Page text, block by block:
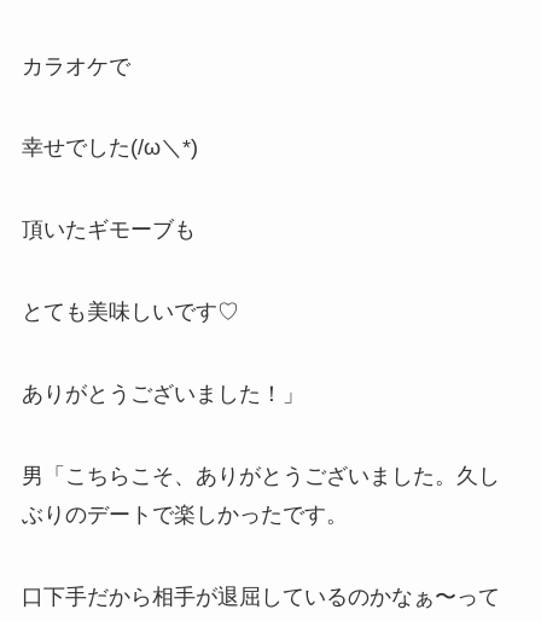
カラオケで
幸せでした(/ω＼*)
頂いたギモーブも
とても美味しいです♡
ありがとうございました！」
男「こちらこそ、ありがとうございました。久し
ぶりのデートで楽しかったです。
口下手だから相手が退屈しているのかなぁ〜って